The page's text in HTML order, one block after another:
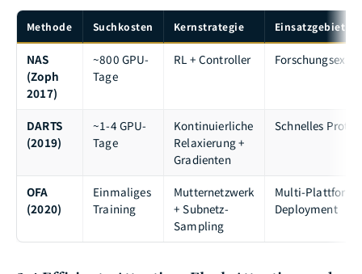
Methode Suchkosten Kernstrategie Einsatzgebiet
NAS
(Zoph
2017)
~800 GPU-
Tage
RL + Controller
DARTS
(2019)
~1-4 GPU-
Tage
Kontinuierliche
Relaxierung +
Gradienten
Schnelles
OFA
(2020)
Einmaliges
Training
Mutternetzwerk
+ Subnetz-
Sampling
Multi-Plattform-
Deployment